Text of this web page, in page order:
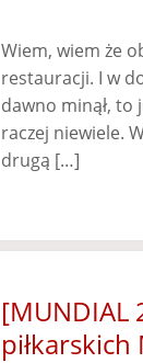
Wiem, wiem że
restauracji. I w
dawno minął, to
raczej niewiele.
drugą […]
[MUNDIAL